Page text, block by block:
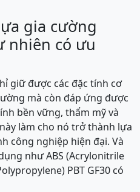
gia cường
nhiên có ưu
giữ được các đặc tính cơ
mà còn đáp ứng được
bền vững, thẩm mỹ và
làm cho nó trở thành lựa
công nghiệp hiện đại. Và
như ABS (Acrylonitrile
PBT GF30 có